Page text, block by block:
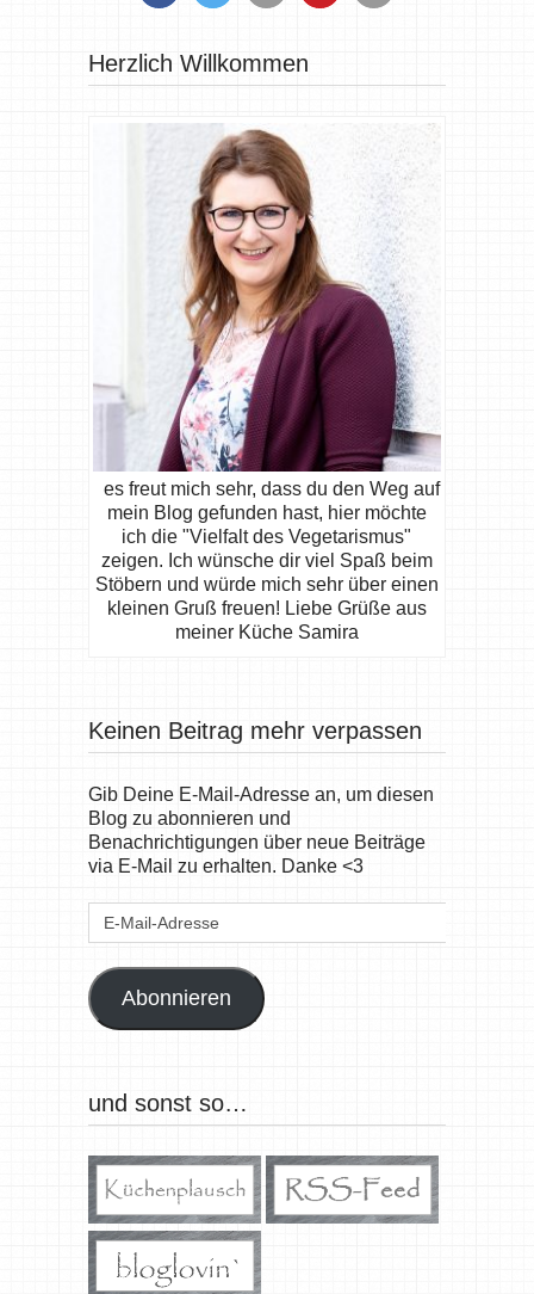
Herzlich Willkommen
es freut mich sehr, dass du den Weg auf
mein Blog gefunden hast, hier möchte
ich die "Vielfalt des Vegetarismus"
zeigen. Ich wünsche dir viel Spaß beim
Stöbern und würde mich sehr über einen
kleinen Gruß freuen! Liebe Grüße aus
meiner Küche Samira
Keinen Beitrag mehr verpassen
Gib Deine E-Mail-Adresse an, um diesen
Blog zu abonnieren und
Benachrichtigungen über neue Beiträge
via E-Mail zu erhalten. Danke <3
E-
Abonnieren
und sonst so…